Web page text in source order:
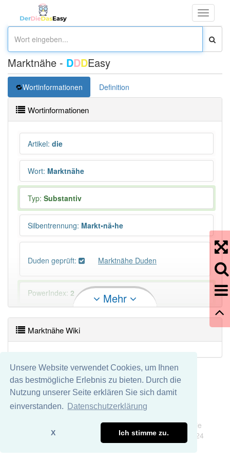
Unsere Website verwendet Cookies, um Ihnen
das bestmögliche Erlebnis zu bieten. Durch die
Nutzung unserer Seite erklären Sie sich damit
einverstanden.
Datenschutzerklärung
X Ich stimme zu.
Toggle
Marktnähe - DDDEasy
Wortinformationen Definition
Wortinformationen
Artikel: die
Wort: Marktnähe
Typ: Substantiv
Silbentrennung: Markt•nä•he
Duden geprüft: Marktnähe Duden
PowerIndex: 2
Häufigkeit: 2 von 10
Wörter mit Endung -marktnähe aber mit einem
anderen Artikeldie: 0
91% unserer Spielapp-Nutzer haben den Artikel
Mehr
Marktnähe Wiki
Wir übernehmen keine Garantie und keine Haftung für die
Richtigkeit und Vollständigkeit dieser Seite. DDDEasy 2024